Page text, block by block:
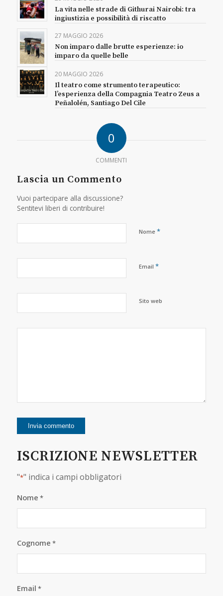
La vita nelle strade di Githurai Nairobi: tra
ingiustizia e possibilità di riscatto
27 MAGGIO 2026
Non imparo dalle brutte esperienze: io
imparo da quelle belle
20 MAGGIO 2026
Il teatro come strumento terapeutico:
l’esperienza della Compagnia Teatro Zeus a
Peñalolén, Santiago Del Cile
0
COMMENTI
Lascia un Commento
Vuoi partecipare alla discussione?
Sentitevi liberi di contribuire!
Nome *
Email *
Sito web
ISCRIZIONE NEWSLETTER
"*" indica i campi obbligatori
Nome *
Cognome *
Email *